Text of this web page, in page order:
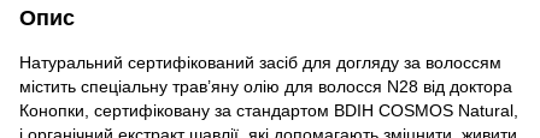
Опис
Натуральний сертифікований засіб для догляду за волоссям
містить спеціальну трав’яну олію для волосся N28 від доктора
Конопки, сертифіковану за стандартом BDIH COSMOS Natural,
і органічний екстракт шавлії, які допомагають зміцнити, живити